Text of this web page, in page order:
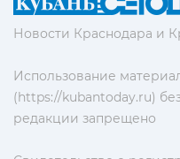
Новости Краснодара и
Использование
(https://kubantoday.ru)
редакции запрещено